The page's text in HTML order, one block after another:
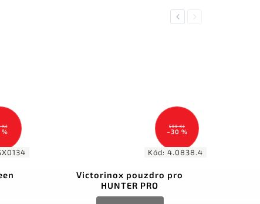
Previous
Kč
%
599 Kč
–30 %
Kód: 4.0838.4
Victorinox pouzdro pro
HUNTER PRO
Next